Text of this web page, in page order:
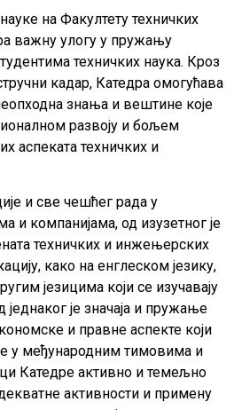
на Факултету техничких
важну улогу у пружању
техничких наука. Кроз
кадар, Катедра омогућава
знања и вештине које
развоју и бољем
аспеката техничких и
и све чешћег рада у
и компанијама, од изузетног је
техничких и инжењерских
како на енглеском језику,
језицима који се изучавају
једнаког је значаја и пружање
и правне аспекте који
у међународним тимовима и
Катедре активно и темељно
активности и примену